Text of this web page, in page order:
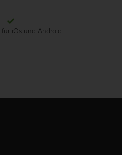
für iOs und Android